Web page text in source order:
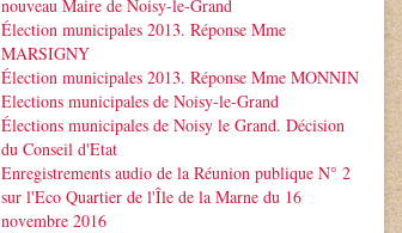
nouveau Maire de Noisy-le-Grand
Élection municipales 2013. Réponse Mme
MARSIGNY
Élection municipales 2013. Réponse Mme MONNIN
Elections municipales de Noisy-le-Grand
Élections municipales de Noisy le Grand. Décision
du Conseil d'Etat
Enregistrements audio de la Réunion publique N° 2
sur l'Eco Quartier de l'Île de la Marne du 16
novembre 2016